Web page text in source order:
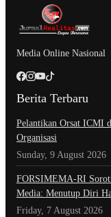
Media Online Nasional
Berita Terbaru
Pelantikan Orsat ICMI
Organisasi
Sunday, 9 August 2026
​FORSIMEMA-RI
Media: Menutup Diri
Friday, 7 August 2026